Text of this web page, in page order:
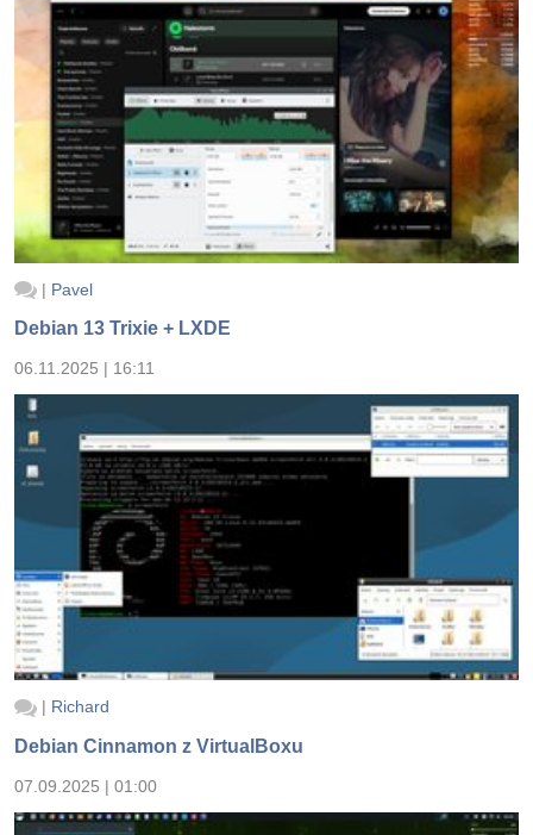
| Pavel
Debian 13 Trixie + LXDE
06.11.2025 | 16:11
| Richard
Debian Cinnamon z VirtualBoxu
07.09.2025 | 01:00